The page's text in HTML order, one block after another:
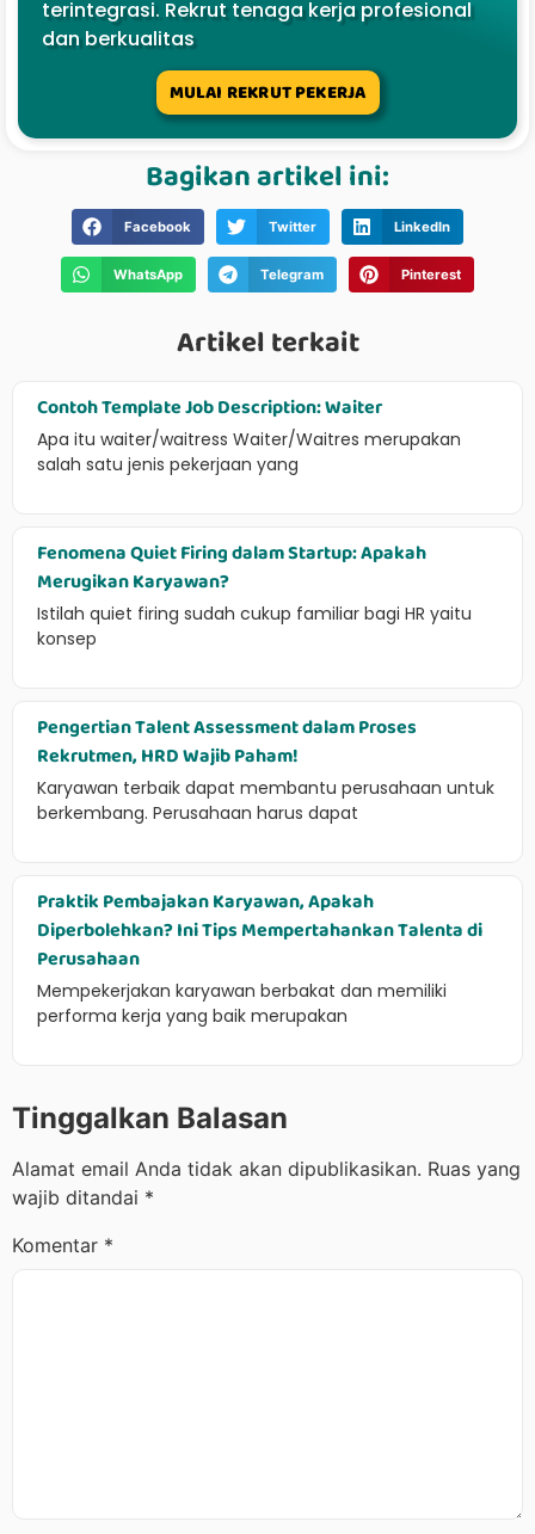
terintegrasi. Rekrut tenaga kerja profesional
dan berkualitas
MULAI REKRUT PEKERJA
Bagikan artikel ini:
Facebook Twitter LinkedIn
WhatsApp Telegram Pinterest
Artikel terkait
Contoh Template Job Description: Waiter
Apa itu waiter/waitress Waiter/Waitres merupakan
salah satu jenis pekerjaan yang
Fenomena Quiet Firing dalam Startup: Apakah
Merugikan Karyawan?
Istilah quiet firing sudah cukup familiar bagi HR yaitu
konsep
Pengertian Talent Assessment dalam Proses
Rekrutmen, HRD Wajib Paham!
Karyawan terbaik dapat membantu perusahaan untuk
berkembang. Perusahaan harus dapat
Praktik Pembajakan Karyawan, Apakah
Diperbolehkan? Ini Tips Mempertahankan Talenta di
Perusahaan
Mempekerjakan karyawan berbakat dan memiliki
performa kerja yang baik merupakan
Tinggalkan Balasan
Alamat email Anda tidak akan dipublikasikan. Ruas yang
wajib ditandai *
Komentar *